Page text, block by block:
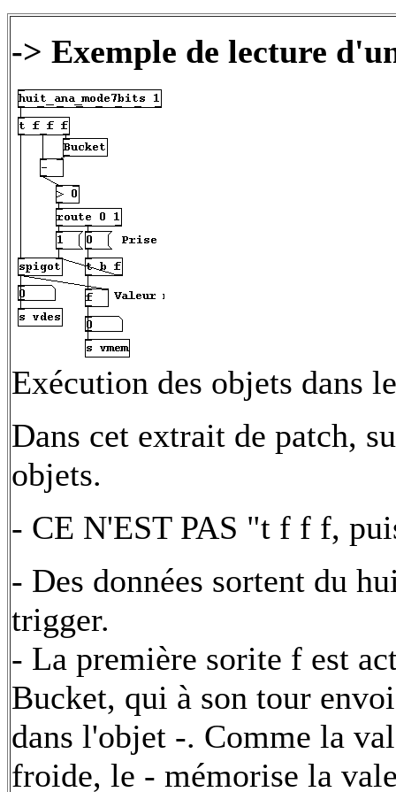
-> Exemple de lecture
Exécution des objets dans
Dans cet extrait de patch,
objets.
- CE N'EST PAS "t f f f,
- Des données sortent du
trigger.
- La première sorite f est
Bucket, qui à son tour
dans l'objet -. Comme la
froide, le - mémorise la